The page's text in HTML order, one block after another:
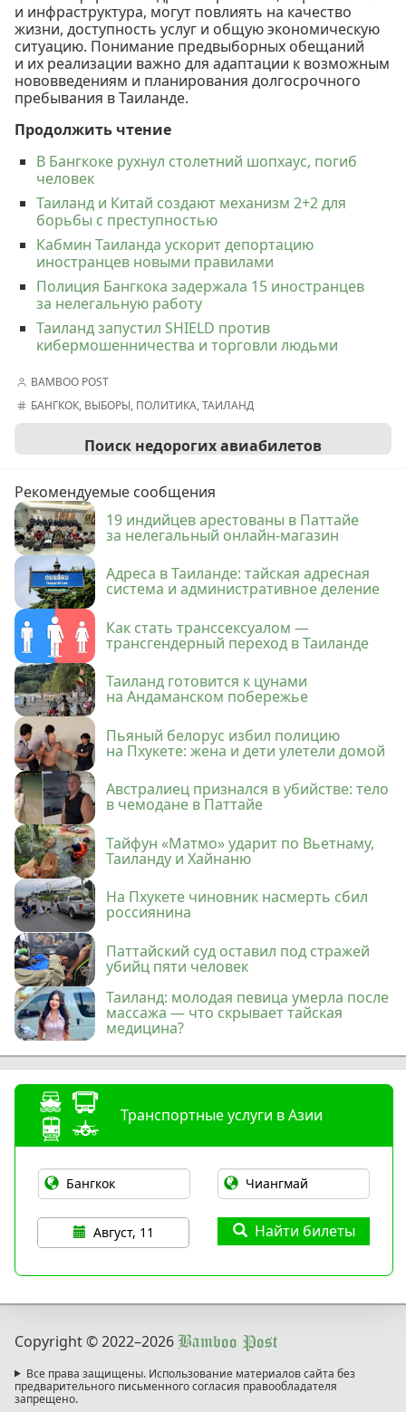
и инфраструктура, могут повлиять на качество
жизни, доступность услуг и общую экономическую
ситуацию. Понимание предвыборных обещаний
и их реализации важно для адаптации к возможным
нововведениям и планирования долгосрочного
пребывания в Таиланде.
Продолжить чтение
В Бангкоке рухнул столетний шопхаус, погиб
человек
Таиланд и Китай создают механизм 2+2 для
борьбы с преступностью
Кабмин Таиланда ускорит депортацию
иностранцев новыми правилами
Полиция Бангкока задержала 15 иностранцев
за нелегальную работу
Таиланд запустил SHIELD против
кибермошенничества и торговли людьми
BAMBOO POST
БАНГКОК, ВЫБОРЫ, ПОЛИТИКА,ТАИЛАНД
Поиск недорогих авиабилетов
Рекомендуемые сообщения
19 индийцев арестованы в Паттайе
за нелегальный онлайн-магазин
Адреса в Таиланде: тайская адресная
система и административное деление
Как стать транссексуалом —
трансгендерный переход в Таиланде
Таиланд готовится к цунами
на Андаманском побережье
Пьяный белорус избил полицию
на Пхукете: жена и дети улетели домой
Австралиец признался в убийстве: тело
в чемодане в Паттайе
Тайфун «Матмо» ударит по Вьетнаму,
Таиланду и Хайнаню
На Пхукете чиновник насмерть сбил
россиянина
Паттайский суд оставил под стражей
убийц пяти человек
Таиланд: молодая певица умерла после
массажа — что скрывает тайская
медицина?
Транспортные услуги в Азии
Август, 11 Найти билеты
Copyright © 2022–2026 Bamboo Post
Все права защищены. Использование материалов сайта без
предварительного письменного согласия правообладателя
запрещено.